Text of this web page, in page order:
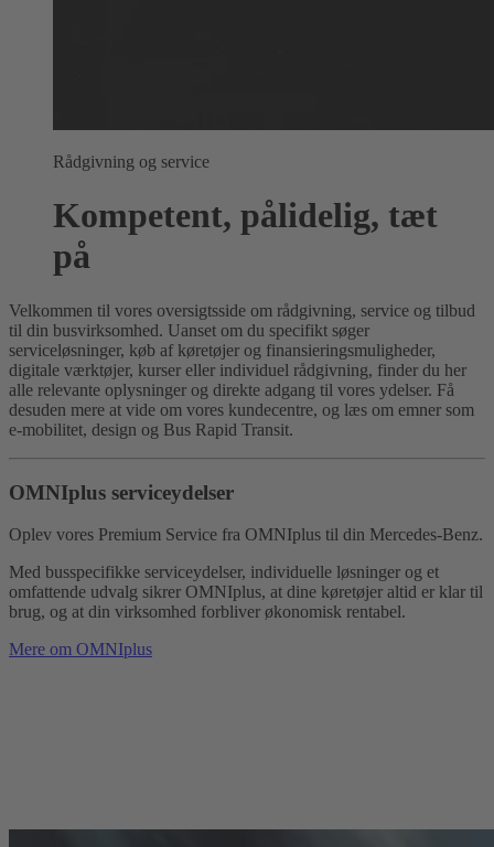
Rådgivning og service
Kompetent, pålidelig, tæt
på
Velkommen til vores oversigtsside om rådgivning, service og tilbud
til din busvirksomhed. Uanset om du specifikt søger
serviceløsninger, køb af køretøjer og finansieringsmuligheder,
digitale værktøjer, kurser eller individuel rådgivning, finder du her
alle relevante oplysninger og direkte adgang til vores ydelser. Få
desuden mere at vide om vores kundecentre, og læs om emner som
e-mobilitet, design og Bus Rapid Transit.
OMNIplus serviceydelser
Oplev vores Premium Service fra OMNIplus til din Mercedes-Benz.
Med busspecifikke serviceydelser, individuelle løsninger og et
omfattende udvalg sikrer OMNIplus, at dine køretøjer altid er klar til
brug, og at din virksomhed forbliver økonomisk rentabel.
Mere om OMNIplus